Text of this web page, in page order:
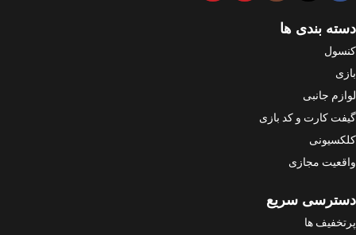
دسته بندی ها
کنسول
بازی
لوازم جانبی
گیفت کارت و کد بازی
کلکسیونی
واقعیت مجازی
دسترسی سریع
پرتخفیف ها